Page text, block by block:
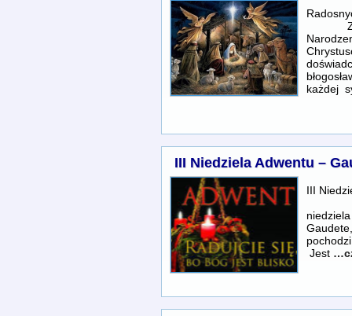
Z
każdej
III Niedziela Adwentu –
III
Jest